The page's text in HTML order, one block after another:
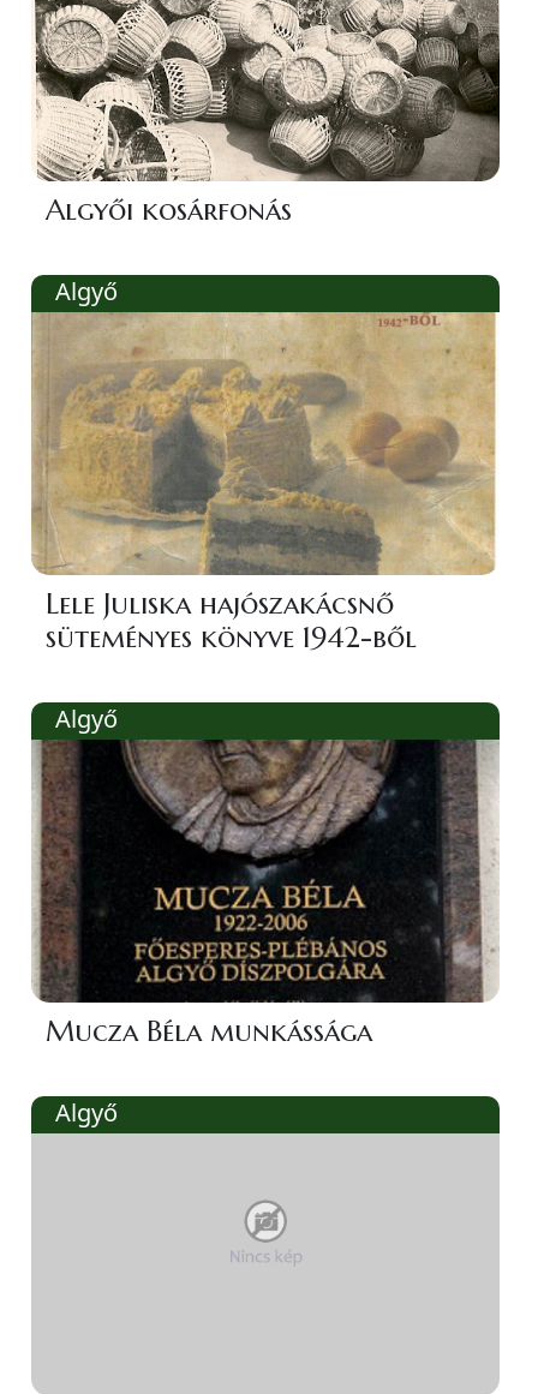
Algyői kosárfonás
Algyő
Lele Juliska hajószakácsnő
süteményes könyve 1942-ből
Algyő
Mucza Béla munkássága
Algyő